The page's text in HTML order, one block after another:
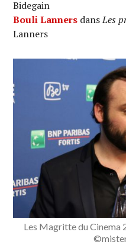
Bidegain
Bouli Lanners dansLes
Lanners
Les Magritte du Cinema